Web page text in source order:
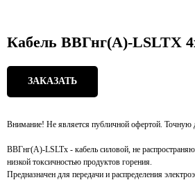
Кабель ВВГнг(А)-LSLTХ
ЗАКАЗАТЬ
Внимание! Не является публичной офертой. Точную
ВВГнг(А)-LSLTx - кабель силовой, не
низкой токсичностью продуктов горения.
Предназначен для передачи и распределения